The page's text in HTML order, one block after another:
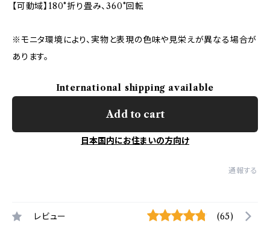
【可動域】180°折り畳み、360°回転
※モニタ環境により、実物と表現の色味や見栄えが異なる場合が
あります。
International shipping available
Add to cart
日本国内にお住まいの方向け
通報する
レビュー (65)